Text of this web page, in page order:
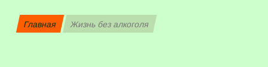
Главная Жизнь без алкоголя